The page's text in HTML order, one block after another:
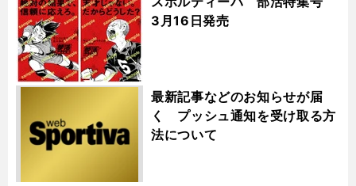
3月16日発売
最新記事などのお知らせが届
く プッシュ通知を受け取る方
法について